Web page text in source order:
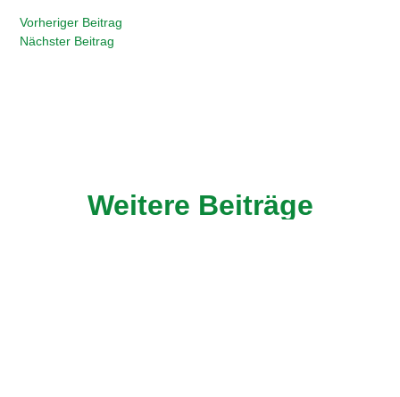
Vorheriger Beitrag
Nächster Beitrag
Weitere Beiträge